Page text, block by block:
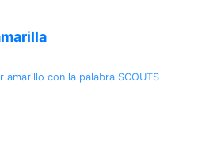
con la palabra SCOUTS